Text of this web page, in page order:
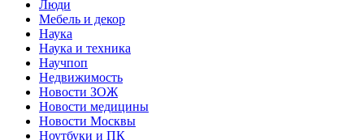
Люди
Мебель и декор
Наука
Наука и техника
Научпоп
Недвижимость
Новости ЗОЖ
Новости медицины
Новости Москвы
Ноутбуки и ПК